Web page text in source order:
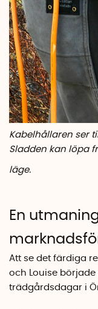
Kabelhållaren ser
Sladden kan löpa
läge.
En
Att se det färdiga
och Louise
trädgårdsdagar i